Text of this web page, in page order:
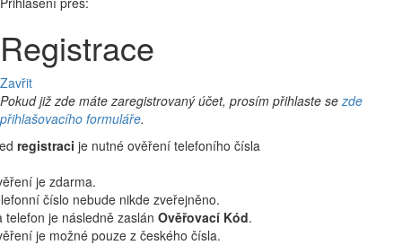
Registrace
Zavřit
Pokud již zde máte zaregistrovaný účet, prosím přihlaste se zde
přihlašovacího formuláře.
registraci je nutné ověření telefoního čísla
je zdarma.
číslo nebude nikde zveřejněno.
telefon je následně zaslán Ověřovací Kód.
je možné pouze z českého čísla.